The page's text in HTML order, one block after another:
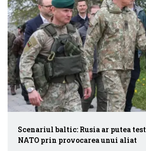
Scenariul baltic: Rusia ar putea
NATO prin provocarea unui aliat